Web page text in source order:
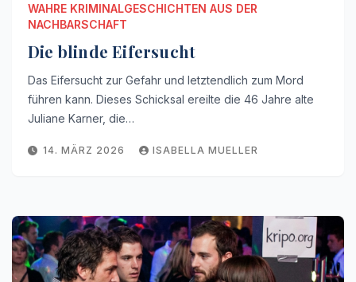
WAHRE KRIMINALGESCHICHTEN AUS DER
NACHBARSCHAFT
Die blinde Eifersucht
Das Eifersucht zur Gefahr und letztendlich zum Mord
führen kann. Dieses Schicksal ereilte die 46 Jahre alte
Juliane Karner, die…
14. MÄRZ 2026 ISABELLA MUELLER